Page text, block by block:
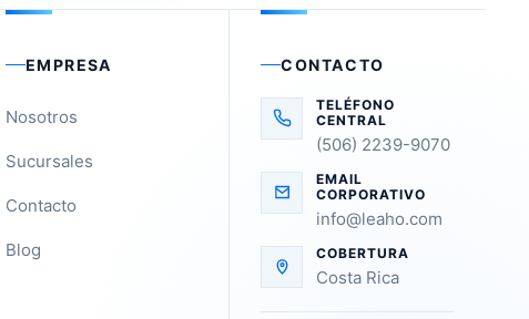
EMPRESA
Nosotros
Sucursales
Contacto
Blog
CONTACTO
TELÉFONO
CENTRAL
(506) 2239-9070
EMAIL
CORPORATIVO
info@leaho.com
COBERTURA
Costa Rica